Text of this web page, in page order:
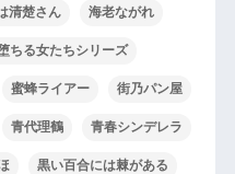
清楚さん 海老ながれ
ちる女たちシリーズ
蜜蜂ライアー 街乃パン屋
青代理鶴 青春シンデレラ
黒い百合には棘がある